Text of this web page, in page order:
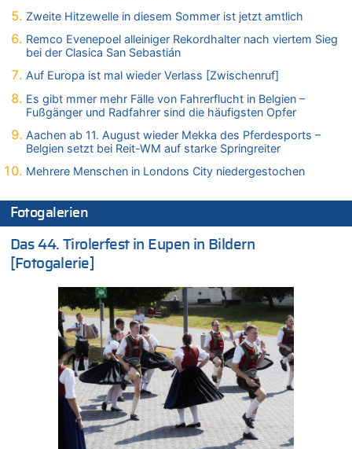
06.08.2026 - 20:16 von Panda46 zu
06.08.2026 - 19:17 von Guido Scholzen zu
Zweite Hitzewelle in diesem Sommer ist jetzt amtlich
Felice Mazzu soll Cheftrainer der AS Eupen werden
Zweite Hitzewelle in diesem Sommer ist jetzt amtlich
06.08.2026 - 17:51 von ne Hondsjong zu
Zweite Hitzewelle in diesem Sommer ist jetzt amtlich
06.08.2026 - 17:24 von Dax zu
Zweite Hitzewelle in diesem Sommer ist jetzt amtlich
Zweite Hitzewelle in diesem Sommer ist jetzt amtlich
06.08.2026 - 17:21 von Dax zu
Zweite Hitzewelle in diesem Sommer ist jetzt amtlich
06.08.2026 - 17:01 von Wahlstimme? zu
FIFA-Spitze demonstriert Einigkeit trotz Kritik und neuer
Vorwürfe gegen Präsident Gianni Infantino
06.08.2026 - 16:53 von Frage zu
Zweite Hitzewelle in diesem Sommer ist jetzt amtlich
06.08.2026 - 16:39 von Noah Parmentier zu
Zweite Hitzewelle in diesem Sommer ist jetzt amtlich
Remco Evenepoel alleiniger Rekordhalter nach viertem Sieg
bei der Clasica San Sebastián
Auf Europa ist mal wieder Verlass [Zwischenruf]
Es gibt mmer mehr Fälle von Fahrerflucht in Belgien –
Fußgänger und Radfahrer sind die häufigsten Opfer
Aachen ab 11. August wieder Mekka des Pferdesports –
Belgien setzt bei Reit-WM auf starke Springreiter
Mehrere Menschen in Londons City niedergestochen
Fotogalerien
Das 44. Tirolerfest in Eupen in Bildern
[Fotogalerie]